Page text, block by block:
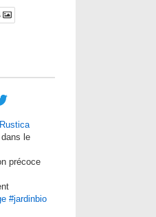
le
précoce
#jardinbio